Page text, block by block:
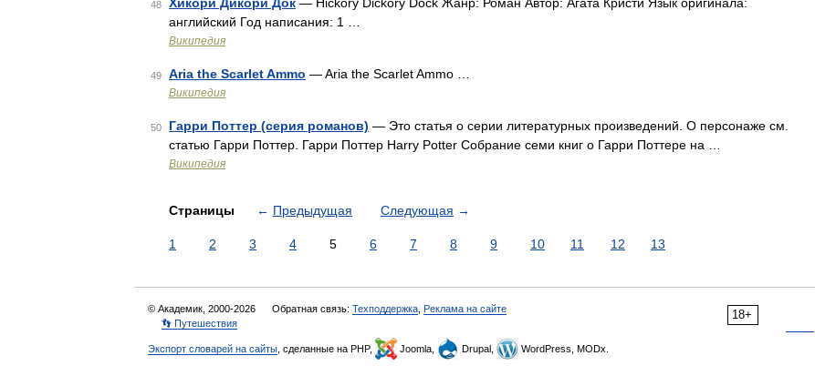
48
английский Год написания: 1 …
Википедия
49 Aria the Scarlet Ammo — Aria the Scarlet Ammo …
Википедия
50 Гарри Поттер (серия романов) — Это статья о серии литературных произведений. О персонаже см.
статью Гарри Поттер. Гарри Поттер Harry Potter Собрание семи книг о Гарри Поттере на …
Википедия
Страницы ← Предыдущая Следующая →
1 2 3 4 5 6 7 8 9 10 11 12 13
18+
© Академик, 2000-2026 Обратная связь: Техподдержка Реклама на сайте
👣 Путешествия
Экспорт словарей на сайты , сделанные на PHP, Joomla, Drupal, WordPress, MODx.